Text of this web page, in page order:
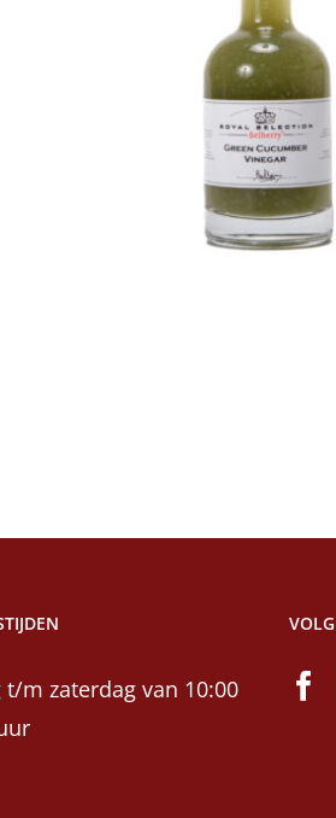
Belberry
azijn
Azijn Fine food
€8,50
Toevoegen aan
t/m zaterdag van 10:00